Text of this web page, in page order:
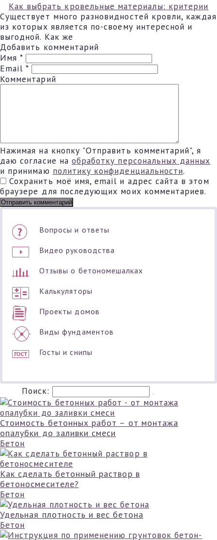
Как выбрать кровельные материалы: критерии
Существует много разновидностей кровли, каждая
из которых является по-своему интересной и
выгодной. Как же
Добавить комментарий
Имя*
Email*
Комментарий
Нажимая на кнопку "Отправить комментарий", я
даю согласие на обработку персональных данных
и принимаю политику конфиденциальности.
Сохранить моё имя, email и адрес сайта в этом
браузере для последующих моих комментариев.
Вопросы и ответы
Видео руководства
Отзывы о бетономешалках
Калькуляторы
Проекты домов
Виды фундаментов
Госты и снипы
Поиск:
Стоимость бетонных работ – от монтажа
опалубки до заливки смеси
Бетон
Как сделать бетонный раствор в
бетоносмесителе?
Бетон
Удельная плотность и вес бетона
Бетон